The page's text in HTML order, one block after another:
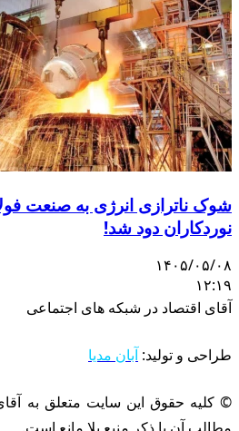
نوردکاران دود شد!
۱۴۰۵/۰۵/۰۸
۱۲:۱۹
آقای اقتصاد در شبکه های اجتماعی
طراحی و تولید: آبان مدیا
© کلیه حقوق این سایت متعلق به آقای